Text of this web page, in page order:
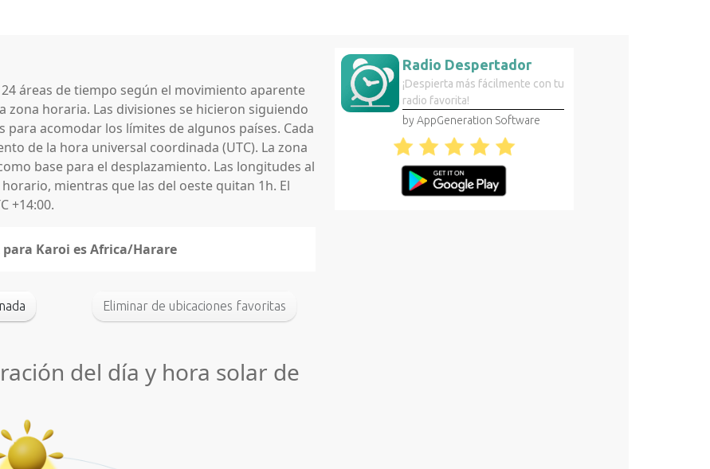
áreas de tiempo según el movimiento aparente
zona horaria. Las divisiones se hicieron siguiendo
acomodar los límites de algunos países. Cada
de la hora universal coordinada (UTC). La zona
base para el desplazamiento. Las longitudes al
mientras que las del oeste quitan 1h. El
+14:00.
Karoi es Africa/Harare
Eliminar de ubicaciones favoritas
del día y hora solar de
Radio Despertador
¡Despierta más fácilmente con tu
radio favorita!
by AppGeneration Software